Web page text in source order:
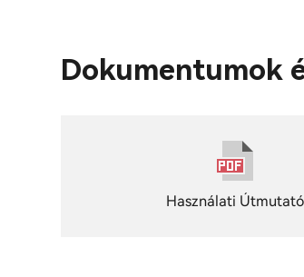
Dokumentumok
Használati Útmutató